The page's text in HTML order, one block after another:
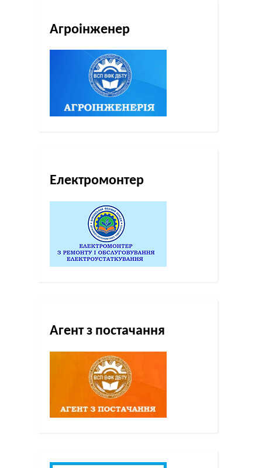
Агроінженер
Електромонтер
Агент з постачання